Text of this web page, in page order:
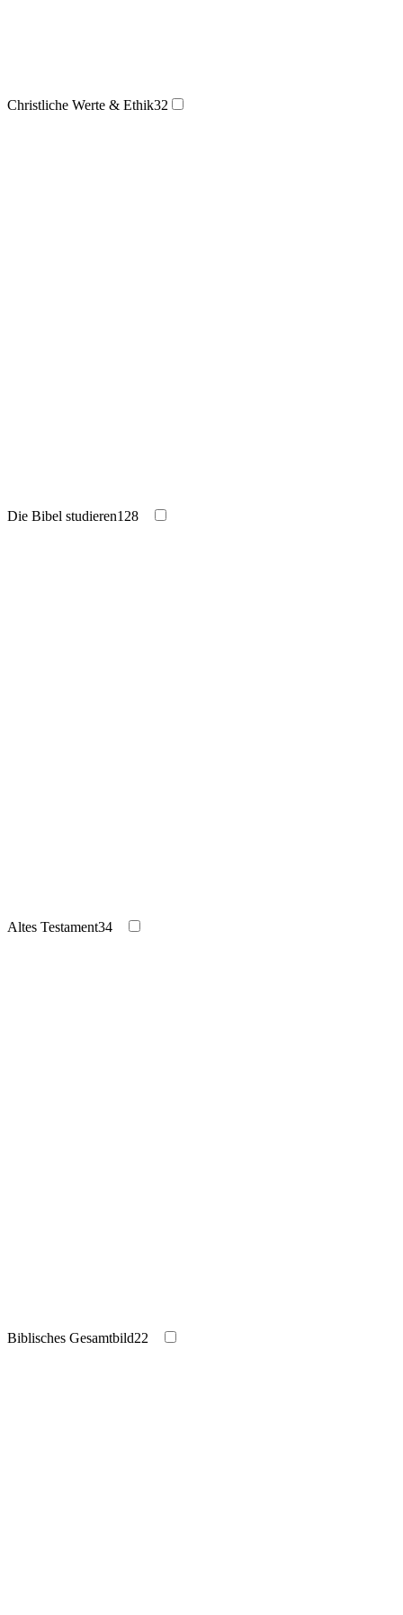
Christliche Werte & Ethik32
Die Bibel studieren128
Altes Testament34
Biblisches Gesamtbild22